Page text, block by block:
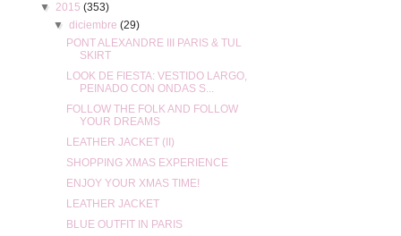
▼2015(353)
▼ diciembre (29)
PONT ALEXANDRE III PARIS & TUL
SKIRT
LOOK DE FIESTA: VESTIDO LARGO,
PEINADO CON ONDAS S...
FOLLOW THE FOLK AND FOLLOW
YOUR DREAMS
LEATHER JACKET (II)
SHOPPING XMAS EXPERIENCE
ENJOY YOUR XMAS TIME!
LEATHER JACKET
BLUE OUTFIT IN PARIS